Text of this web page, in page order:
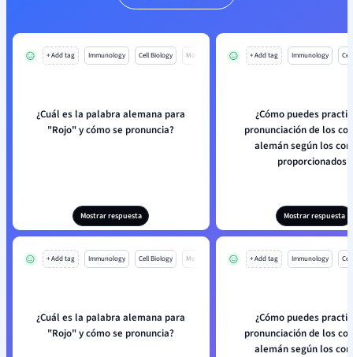
+ Add tag Immunology Cell Biology Mo
¿Cuál es la palabra alemana para
"Rojo" y cómo se pronuncia?
Mostrar respuesta
+ Add tag Immunology
¿Cómo puedes
pronunciación de los
alemán según los
proporcionados?
Mostrar respuesta
+ Add tag Immunology Cell Biology Mo
¿Cuál es la palabra alemana para
"Rojo" y cómo se pronuncia?
+ Add tag Immunology
¿Cómo puedes
pronunciación de los
alemán según los